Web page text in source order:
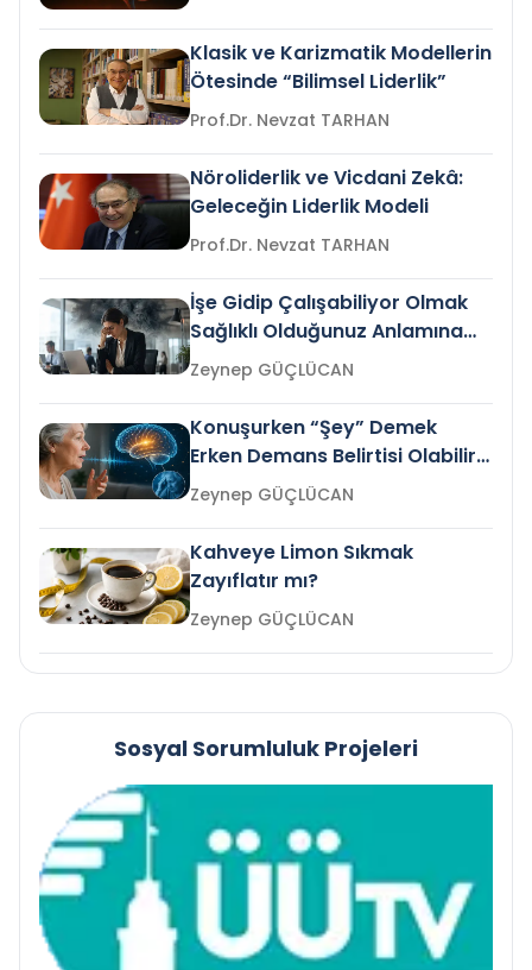
Klasik ve Karizmatik Modellerin
Ötesinde “Bilimsel Liderlik”
Prof.Dr. Nevzat TARHAN
Nöroliderlik ve Vicdani Zekâ:
Geleceğin Liderlik Modeli
Prof.Dr. Nevzat TARHAN
İşe Gidip Çalışabiliyor Olmak
Sağlıklı Olduğunuz Anlamına
Gelir mi?Zeynep GÜÇLÜCAN
Konuşurken “Şey” Demek
Erken Demans Belirtisi Olabilir
mi?
Zeynep GÜÇLÜCAN
Kahveye Limon Sıkmak
Zayıflatır mı?
Zeynep GÜÇLÜCAN
Sosyal Sorumluluk Projeleri